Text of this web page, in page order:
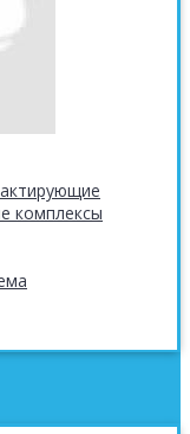
комплексы